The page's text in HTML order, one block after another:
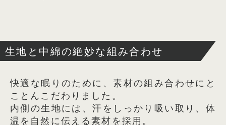
生地と中綿の絶妙な組み合わせ
快適な眠りのために、素材の組み合わせにと
ことんこだわりました。
内側の生地には、汗をしっかり吸い取り、体
温を自然に伝える素材を採用。